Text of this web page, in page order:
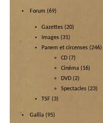
Forum (69)
Gazettes (20)
Images (31)
Panem et circenses (246)
CD (7)
Cinéma (16)
DVD (2)
Spectacles (23)
TSF (3)
Gallia (95)